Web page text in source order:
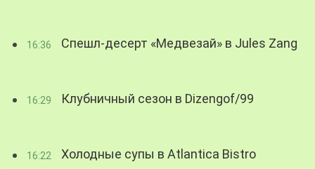
16:36 Спешл-десерт «Медвезай» в Jules Zang
16:29 Клубничный сезон в Dizengof/99
16:22 Холодные супы в Atlantica Bistro